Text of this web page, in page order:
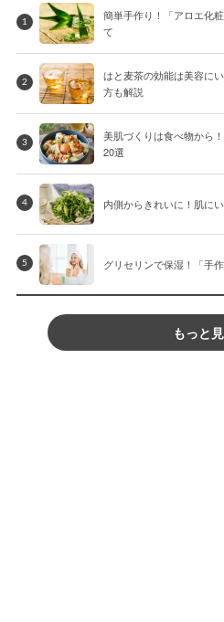
1
簡単手作り！「アロエ化
て
2
はと麦茶の効能は美容に
方も解説
3
美肌づくりは食べ物から
20選
4 内側からきれいに！肌に
5 グリセリンで保湿！「手
もっと